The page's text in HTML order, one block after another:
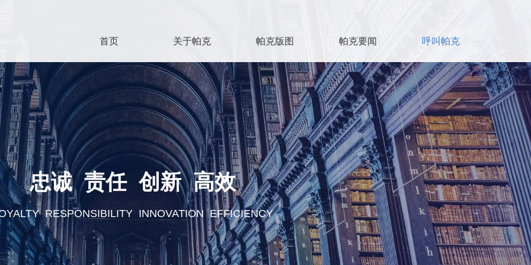
首页 关于帕克 帕克版图 帕克要闻 呼叫帕克
忠诚 责任 创新 高效
RESPONSIBILITY INNOVATION EFFICIENCY